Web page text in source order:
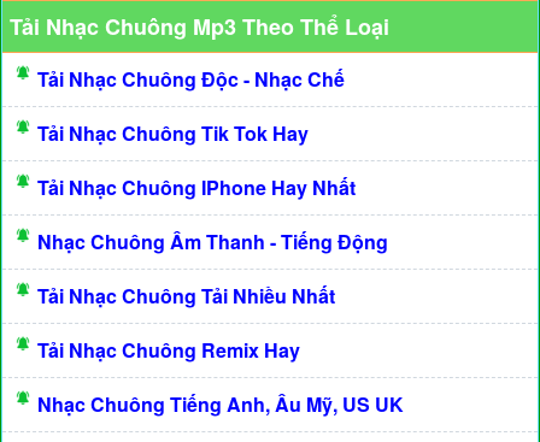
Tải Nhạc Chuông Mp3 Theo Thể Loại
Tải Nhạc Chuông Độc - Nhạc Chế
Tải Nhạc Chuông Tik Tok Hay
Tải Nhạc Chuông IPhone Hay Nhất
Nhạc Chuông Âm Thanh - Tiếng Động
Tải Nhạc Chuông Tải Nhiều Nhất
Tải Nhạc Chuông Remix Hay
Nhạc Chuông Tiếng Anh, Âu Mỹ, US UK